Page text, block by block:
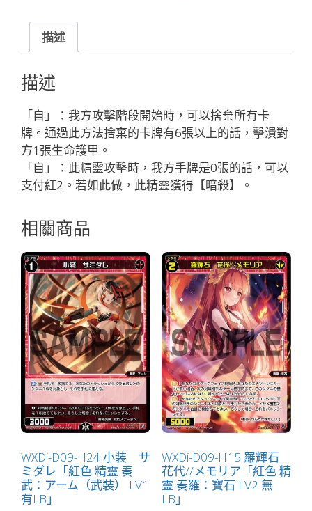
フ
イ
ス
ロ
団
長
「紅
色
精
靈
武：
ェ
ポ
ン
（武
器）
LV3
無
LB」
數
量
描述
描述
「自」：我方攻擊階段開始時，可以捨棄所有卡
牌。通過此方法捨棄的卡牌有6張以上的話，擊潰對
方1張生命護甲。
「自」：此精靈攻擊時，我方手牌是0張的話，可以
支付紅2。若如此做，此精靈獲得【暗殺】。
相關商品
WXDi-D09-H24 小装 サ
ミダレ「紅色 精靈 奏
武：アーム（武裝） LV1
有LB」
WXDi-D09-H15 羅輝石
花代//メモリア「紅色 精
靈 奏羅：寶石 LV2 無
LB」